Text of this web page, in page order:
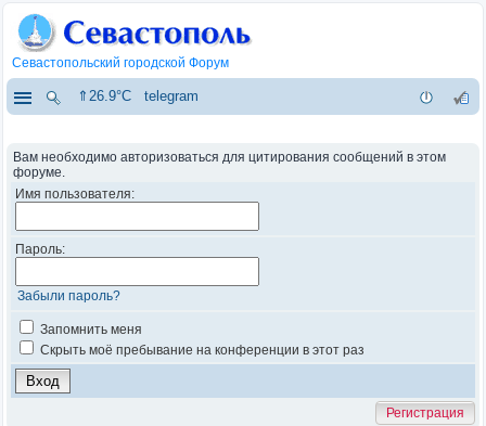
Севастопольский городской Форум
⇑26.9°C telegram
Вам необходимо авторизоваться для цитирования сообщений в этом
форуме.
Имя пользователя:
Пароль:
Забыли пароль?
Запомнить меня
Скрыть моё пребывание на конференции в этот раз
Регистрация